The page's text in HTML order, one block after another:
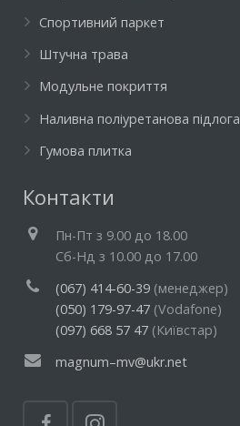
Спортивний паркет
Штучна трава
Модульне покриття
Наливна поліуретанова підлога
Гумова плитка
Контакти
Пн-Пт з 9.00 до 18.00
Cб-Нд з 10.00 до 17.00
(067) 414-60-39 (менеджер)
(050) 179-97-47 (Vodafone)
(097) 668 57 47 (Київстар)
magnum–mv@ukr.net